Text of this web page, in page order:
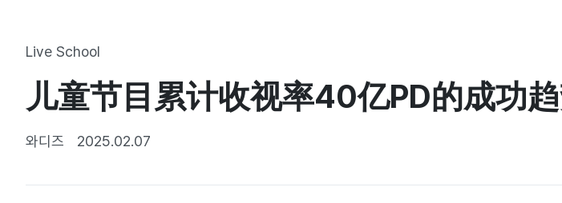
特展日历
WADIZ 奖励 ↗︎
成
Live School
儿童节目累计收视率40亿PD的成功
와디즈 2025.02.07